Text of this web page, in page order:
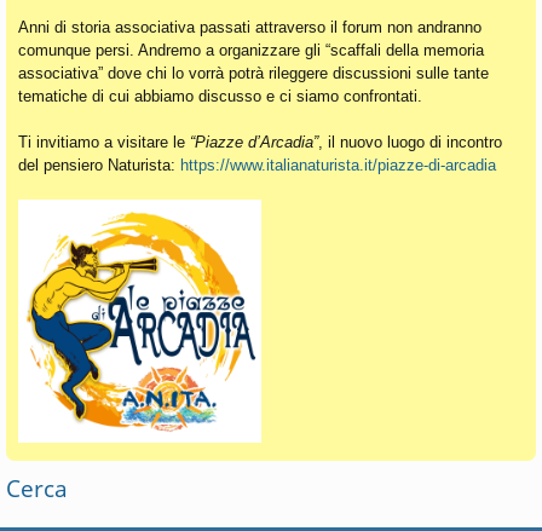
Anni di storia associativa passati attraverso il forum non andranno
comunque persi. Andremo a organizzare gli “scaffali della memoria
associativa” dove chi lo vorrà potrà rileggere discussioni sulle tante
tematiche di cui abbiamo discusso e ci siamo confrontati.
Ti invitiamo a visitare le “Piazze d’Arcadia”, il nuovo luogo di incontro
del pensiero Naturista: https://www.italianaturista.it/piazze-di-arcadia
Cerca